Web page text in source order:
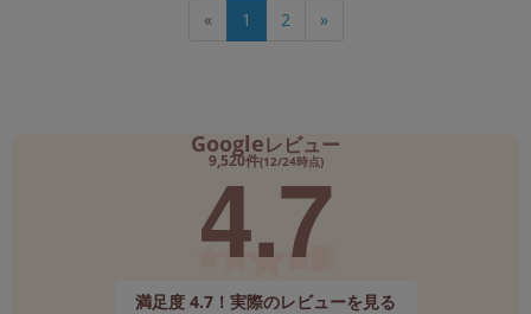
« 1 2 »
Googleレビュー
9,520件(12/24時点)
4.7
満足度 4.7！実際のレビューを見る